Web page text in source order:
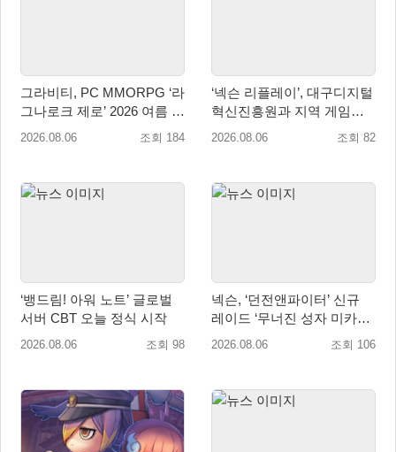
그라비티, PC MMORPG ‘라
그나로크 제로’ 2026 여름 프
로모션 진행!
2026.08.06 조회 184
‘넥슨 리플레이’, 대구디지털
혁신진흥원과 지역 게임산
업 육성 위한 업무협약 체결
2026.08.06 조회 82
‘뱅드림! 아워 노트’ 글로벌
서버 CBT 오늘 정식 시작
2026.08.06 조회 98
넥슨, ‘던전앤파이터’ 신규
레이드 ‘무너진 성자 미카엘
라’ 업데이트!
2026.08.06 조회 106